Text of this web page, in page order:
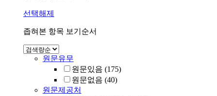
선택해제
좁혀본 항목 보기순서
원문유무
원문있음 (175)
원문없음 (40)
원문제공처